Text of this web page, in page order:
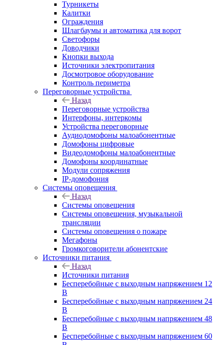
Турникеты
Калитки
Ограждения
Шлагбаумы и автоматика для ворот
Светофоры
Доводчики
Кнопки выхода
Источники электропитания
Досмотровое оборудование
Контроль периметра
Переговорные устройства
Назад
Переговорные устройства
Интерфоны, интеркомы
Устройства переговорные
Аудиодомофоны малоабонентные
Домофоны цифровые
Видеодомофоны малоабонентные
Домофоны координатные
Модули сопряжения
IP-домофония
Системы оповещения
Назад
Системы оповещения
Системы оповещения, музыкальной
трансляции
Системы оповещения о пожаре
Мегафоны
Громкоговорители абонентские
Источники питания
Назад
Источники питания
Бесперебойные с выходным напряжением 12
В
Бесперебойные с выходным напряжением 24
В
Бесперебойные с выходным напряжением 48
В
Бесперебойные с выходным напряжением 60